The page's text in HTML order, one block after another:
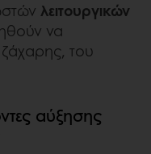
λειτουργικών
να
ζάχαρης, του
αύξησης